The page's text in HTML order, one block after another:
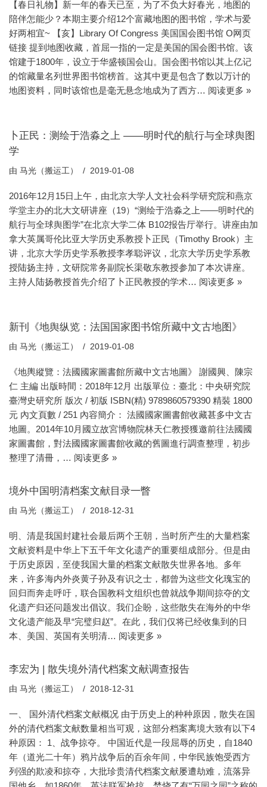
【春日礼物】新一年的春天已至，为了不负大好春光，地图的
陪伴怎能少？本期主要介绍12个富藏地图的图书馆，学术与爱
好两相宜~ 【亥】Library Of Congress 美国国会图书馆 O网页
链接 提到地图收藏，首屈一指的一定是美国的国会图书馆。该
馆建于1800年，设立于华盛顿国会山。国会图书馆以其上亿记
的馆藏量名列世界图书馆榜首。这其中更是包含了数以万计的
地图资料，同时该馆也是毫无悬念地成为了西方… 阅读更多 »
卜正民：测绘于浩淼之上 ——明时代的航行与全球舆图
学
由 马光（搬运工） 2019-01-08
2016年12月15日上午，由北京大学人文社会科学研究院和燕京
学堂主办的北大文研讲座（19）“测绘于浩淼之上——明时代的
航行与全球舆图学”在北京大学二体 B102报告厅举行。讲座由加
拿大英属哥伦比亚大学历史系教授卜正民（Timothy Brook）主
讲，北京大学历史学系教授李孝聪评议，北京大学历史学系教
授陆扬主持，文研院常务副院长渠敬东教授参加了本次讲座。
主持人陆扬教授首先介绍了卜正民教授的学术… 阅读更多 »
新刊《地舆纵览：法国国家图书馆所藏中文古地图》
由 马光（搬运工） 2019-01-08
《地輿縱覽：法國國家圖書館所藏中文古地圖》 謝國興、陳宗
仁 主編 出版時間：2018年12月 出版單位：臺北：中央研究院
臺灣史研究所 版次 / 初版 ISBN(精) 9789860579390 精裝 1800
元 內文頁數 / 251 內容簡介： 法國國家圖書館收藏甚多中文古
地圖。2014年10月國立故宮博物院林天仁教授獲邀前往法國國
家圖書館，對法國國家圖書館收藏的舊圖進行調查整理，初步
整理了清冊，… 阅读更多 »
境外中国明清档案文献目录一瞥
由 马光（搬运工） 2018-12-31
明、清是我国封建社会最后两个王朝，当时所产生的大量档案
文献资料是中华上下五千年文化遗产的重要组成部分。但是由
于历史原因，至使我国大量的档案文献散失世界各地。多年
来，许多海内外炎黄子孙及有识之士，都曾为这些文化瑰宝的
回归而奔走呼吁，联合国教科文组织也曾就战争期间掠夺的文
化遗产归还问题发出倡议。我们企盼，这些散失在海外的中华
文化遗产能及早“完璧归赵”。在此，我们仅将已经收集到的日
本、美国、英国有关明清… 阅读更多 »
李宏为 | 散失境外清代档案文献调查报告
由 马光（搬运工） 2018-12-31
一、 国外清代档案文献概况 由于历史上的种种原因，散失在国
外的清代档案文献数量相当可观，这部分档案离境大致有以下4
种原因： 1、战争掠夺。 中国近代是一段屈辱的历史，自1840
年（道光二十年）鸦片战争后的百余年间，中华民族饱受西方
列强的欺凌和掠夺，大批珍贵清代档案文献屡遭劫难，流落异